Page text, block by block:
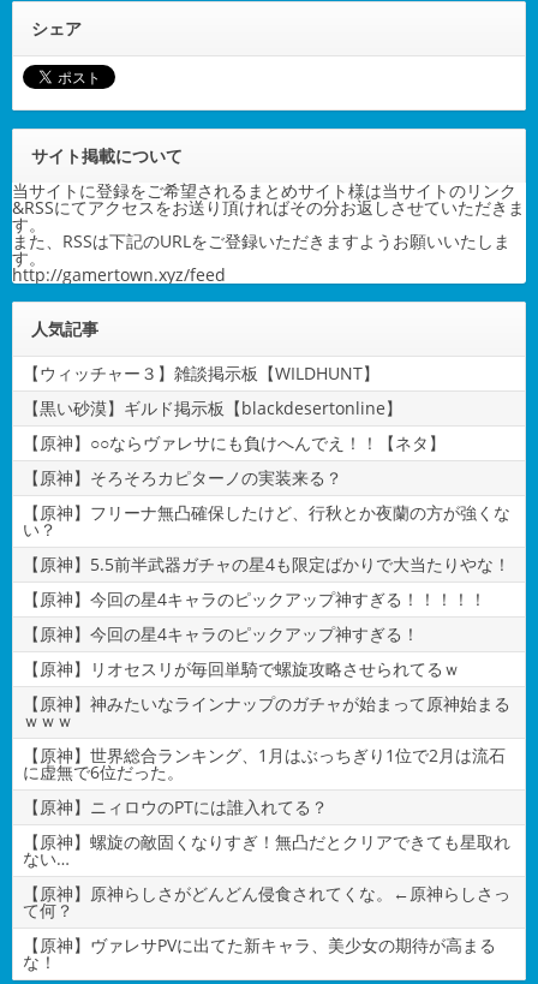
シェア
サイト掲載について
当サイトに登録をご希望されるまとめサイト様は当サイトのリンク
&RSSにてアクセスをお送り頂ければその分お返しさせていただきま
す。
また、RSSは下記のURLをご登録いただきますようお願いいたしま
す。
http://gamertown.xyz/feed
人気記事
【ウィッチャー３】雑談掲示板【WILDHUNT】
【黒い砂漠】ギルド掲示板【blackdesertonline】
【原神】○○ならヴァレサにも負けへんでえ！！【ネタ】
【原神】そろそろカピターノの実装来る？
【原神】フリーナ無凸確保したけど、行秋とか夜蘭の方が強くな
い？
【原神】5.5前半武器ガチャの星4も限定ばかりで大当たりやな！
【原神】今回の星4キャラのピックアップ神すぎる！！！！！
【原神】今回の星4キャラのピックアップ神すぎる！
【原神】リオセスリが毎回単騎で螺旋攻略させられてるｗ
【原神】神みたいなラインナップのガチャが始まって原神始まる
ｗｗｗ
【原神】世界総合ランキング、1月はぶっちぎり1位で2月は流石
に虚無で6位だった。
【原神】ニィロウのPTには誰入れてる？
【原神】螺旋の敵固くなりすぎ！無凸だとクリアできても星取れ
ない…
【原神】原神らしさがどんどん侵食されてくな。←原神らしさっ
て何？
【原神】ヴァレサPVに出てた新キャラ、美少女の期待が高まる
な！